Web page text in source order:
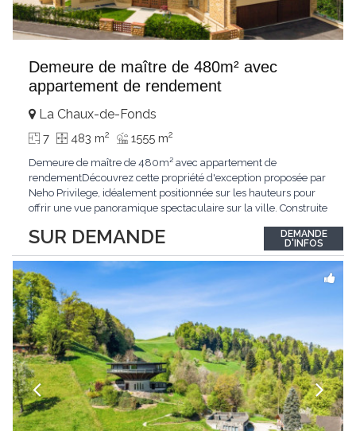
Demeure de maître de 480m² avec
appartement de rendement
SUR DEMANDE
La Chaux-de-Fonds
7 483 m2 1555 m2
Demeure de maître de 480m² avec appartement de
rendementDécouvrez cette propriété d'exception proposée par
Neho Privilege, idéalement positionnée sur les hauteurs pour
offrir une vue panoramique spectaculaire sur la ville. Construite
propriété de prestige allie le charme d'une demeure de maître à
un excellent potentiel de rendement...
DEMANDE
D'INFOS